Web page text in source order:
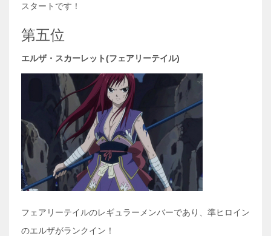
スタートです！
第五位
エルザ・スカーレット(フェアリーテイル)
フェアリーテイルのレギュラーメンバーであり、準ヒロイン
のエルザがランクイン！